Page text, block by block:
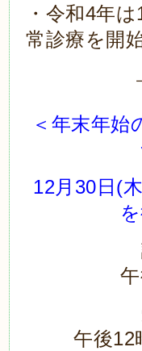
・令和4年
常診療を開
＜年末年始
12月30日(
午後12